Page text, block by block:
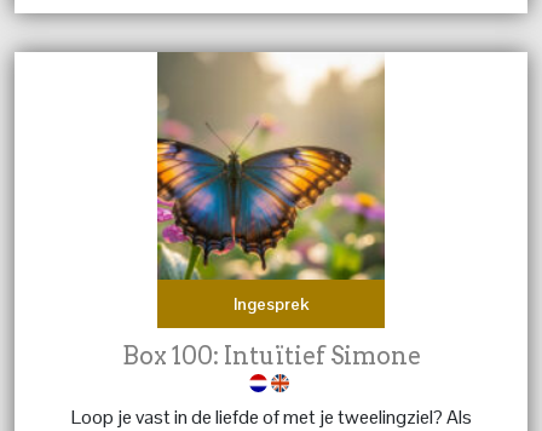
Ingesprek
Box 100: Intuïtief Simone
Loop je vast in de liefde of met je tweelingziel? Als